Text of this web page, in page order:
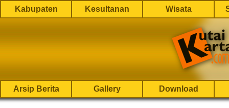
Kabupaten Kesultanan Wisata
Arsip Berita Gallery Download